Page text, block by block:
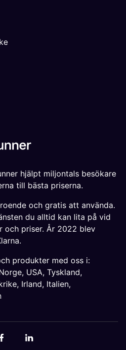
hjälpt miljontals besökare
till bästa priserna.
och gratis att använda.
du alltid kan lita på vid
och priser. År 2022 blev
produkter med oss i:
, USA, Tyskland,
, Irland, Italien,